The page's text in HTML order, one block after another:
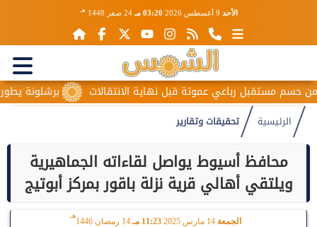
الأحد 03:20 مـ 24 صفر 1448 هـ
برشلونة يطور حمزة رباعي عموتة قبل نهاية الانتقالات
الرئيسية تحقيقات وتقارير
محافظ أسيوط يواصل لقاءاته الجماهيرية
ويلتقي أهالي قرية نزلة باقور بمركز أبوتيج
الجمعة 11:23 مـ 14 رمضان 1446
هـ